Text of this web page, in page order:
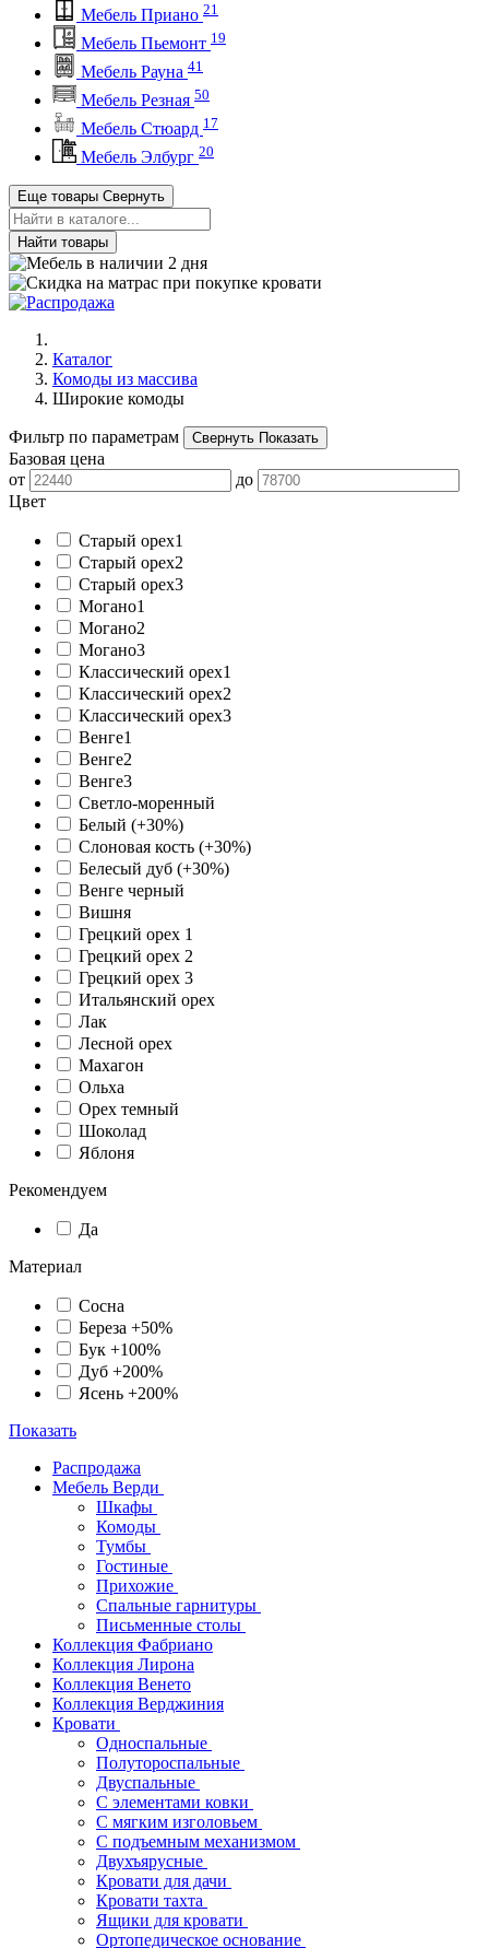
Мебель Приано 21
Мебель Пьемонт 19
Мебель Рауна 41
Мебель Резная 50
Мебель Стюард 17
Мебель Элбург 20
Еще товары Свернуть
Найти товары
Каталог
Комоды из массива
Широкие комоды
Фильтр по параметрам Свернуть Показать
Базовая цена
от
до
Цвет
Старый орех1
Старый орех2
Старый орех3
Могано1
Могано2
Могано3
Классический орех1
Классический орех2
Классический орех3
Венге1
Венге2
Венге3
Светло-моренный
Белый (+30%)
Слоновая кость (+30%)
Белесый дуб (+30%)
Венге черный
Вишня
Грецкий орех 1
Грецкий орех 2
Грецкий орех 3
Итальянский орех
Лак
Лесной орех
Махагон
Ольха
Орех темный
Шоколад
Яблоня
Рекомендуем
Да
Материал
Сосна
Береза +50%
Бук +100%
Дуб +200%
Ясень +200%
Показать
Распродажа
Мебель Верди
Шкафы
Комоды
Тумбы
Гостиные
Прихожие
Спальные гарнитуры
Письменные столы
Коллекция Фабриано
Коллекция Лирона
Коллекция Венето
Коллекция Верджиния
Кровати
Односпальные
Полутороспальные
Двуспальные
С элементами ковки
С мягким изголовьем
С подъемным механизмом
Двухъярусные
Кровати для дачи
Кровати тахта
Ящики для кровати
Ортопедическое основание